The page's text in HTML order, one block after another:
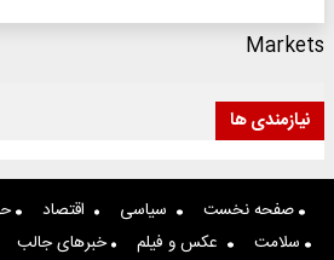
Markets
نیازمندی ها
صفحه نخست سیاسی اقتصاد
سلامت
عکس و فیلم خبرهای جالب